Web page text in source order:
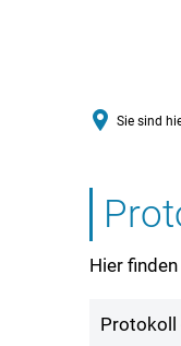
Sie sind
Hier
Protokoll